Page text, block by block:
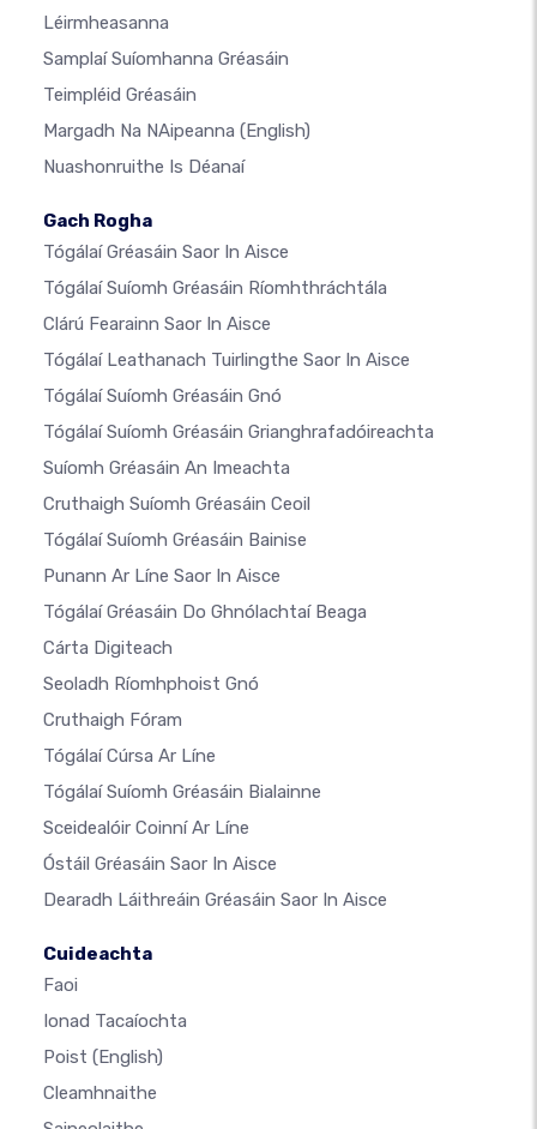
Léirmheasanna
Samplaí Suíomhanna Gréasáin
Teimpléid Gréasáin
Margadh Na NAipeanna (English)
Nuashonruithe Is Déanaí
Gach Rogha
Tógálaí Gréasáin Saor In Aisce
Tógálaí Suíomh Gréasáin Ríomhthráchtála
Clárú Fearainn Saor In Aisce
Tógálaí Leathanach Tuirlingthe Saor In Aisce
Tógálaí Suíomh Gréasáin Gnó
Tógálaí Suíomh Gréasáin Grianghrafadóireachta
Suíomh Gréasáin An Imeachta
Cruthaigh Suíomh Gréasáin Ceoil
Tógálaí Suíomh Gréasáin Bainise
Punann Ar Líne Saor In Aisce
Tógálaí Gréasáin Do Ghnólachtaí Beaga
Cárta Digiteach
Seoladh Ríomhphoist Gnó
Cruthaigh Fóram
Tógálaí Cúrsa Ar Líne
Tógálaí Suíomh Gréasáin Bialainne
Sceidealóir Coinní Ar Líne
Óstáil Gréasáin Saor In Aisce
Dearadh Láithreáin Gréasáin Saor In Aisce
Cuideachta
Faoi
Ionad Tacaíochta
Poist (English)
Cleamhnaithe